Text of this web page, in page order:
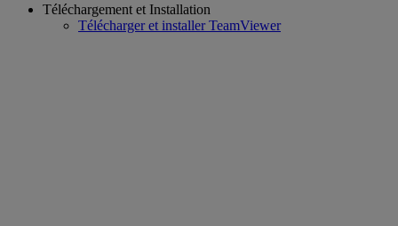
Téléchargement et Installation
Télécharger et installer TeamViewer